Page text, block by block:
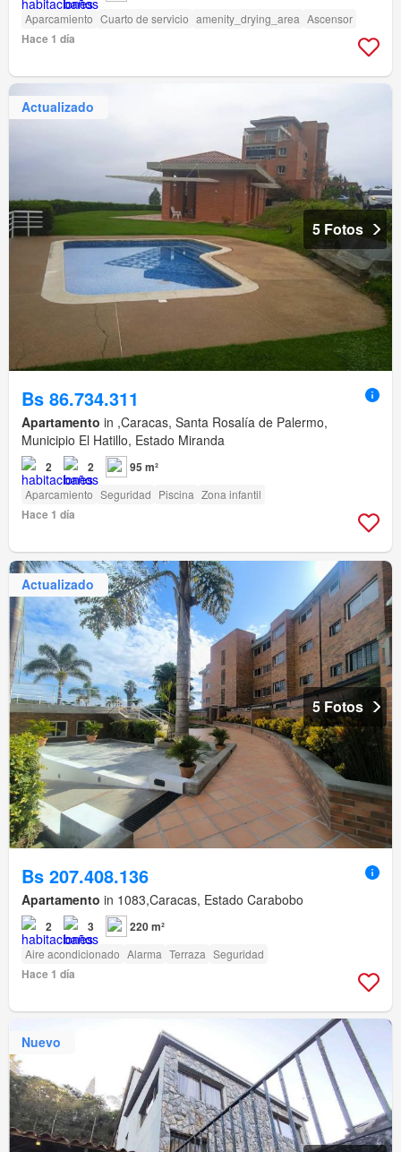
Aparcamiento Cuarto de servicio amenity_drying_area Ascensor
Hace 1 día
Actualizado
5 Fotos
Bs 86.734.311
Apartamento in ,Caracas, Santa Rosalía de Palermo,
Municipio El Hatillo, Estado Miranda
2 2 95 m²
Aparcamiento Seguridad Piscina Zona infantil
Hace 1 día
Actualizado
5 Fotos
Bs 207.408.136
Apartamento in 1083,Caracas, Estado Carabobo
2 3 220 m²
Aire acondicionado Alarma Terraza Seguridad
Hace 1 día
Nuevo